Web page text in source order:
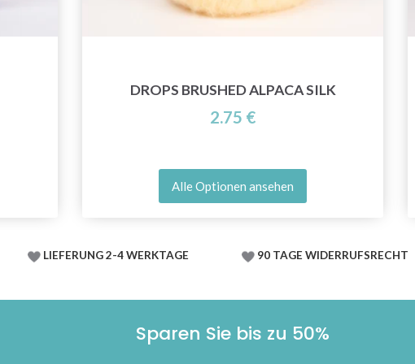
DROPS BRUSHED ALPACA SILK
2.75 €
Alle Optionen ansehen
LIEFERUNG 2-4 WERKTAGE 90 TAGE WIDERRUFSRECHT
Sparen Sie bis zu 50%